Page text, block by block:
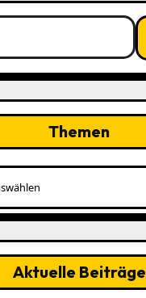
Themen
Aktuelle Beiträge